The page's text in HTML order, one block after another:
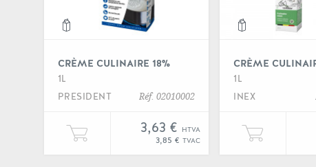
CRÈME CULINAIRE 18%
1L
PRESIDENT
Réf. 02010002
3,63 € HTVA
3,85 €TVAC
Ajouter une unité de "Crème culinaire
CRÈME
1L
INEX